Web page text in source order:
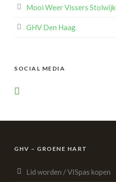
Mooi Weer Vissers Stolwijk
GHV Den Haag
SOCIAL MEDIA
GHV – GROENE HART
Lid worden / VISpas kopen